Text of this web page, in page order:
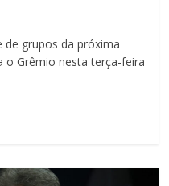
de grupos da próxima
o Grêmio nesta terça-feira